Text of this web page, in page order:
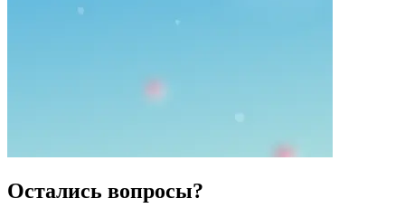
Остались вопросы?